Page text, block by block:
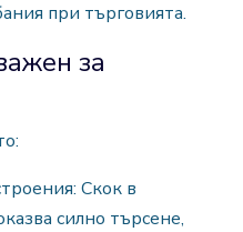
при търговията.
за
Скок в
силно търсене,